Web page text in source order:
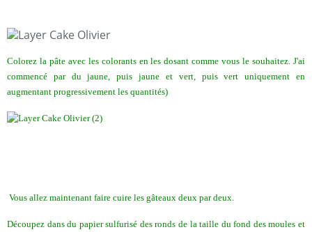
Colorez la pâte avec les colorants en les dosant comme vous le souhaitez. J'ai
commencé par du jaune, puis jaune et vert, puis vert uniquement en
augmentant progressivement les quantités)
Vous allez maintenant faire cuire les gâteaux deux par deux.
Découpez dans du papier sulfurisé des ronds de la taille du fond des moules et